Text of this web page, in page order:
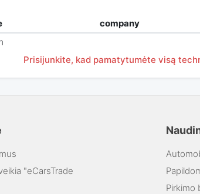
company
Prisijunkite, kad pamatytumėte visą
"eCarsTrade
Pirkimo